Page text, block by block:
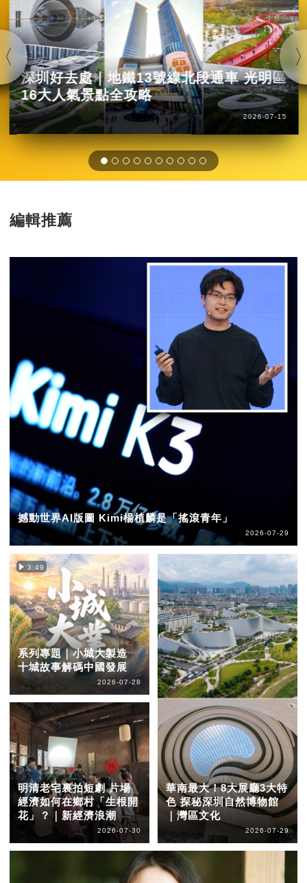
深圳好去處｜地鐵13號線北段通車 光明區
16大人氣景點全攻略
2026-07-15
編輯推薦
撼動世界AI版圖 Kimi楊植麟是「搖滾青年」
2026-07-29
3:49
系列專題｜小城大製造
十城故事解碼中國發展
2026-07-28
明清老宅裏拍短劇 片場
經濟如何在鄉村「生根開
花」？｜新經濟浪潮
2026-07-30
華南最大！8大展廳3大特
色 探秘深圳自然博物館
｜灣區文化
2026-07-29